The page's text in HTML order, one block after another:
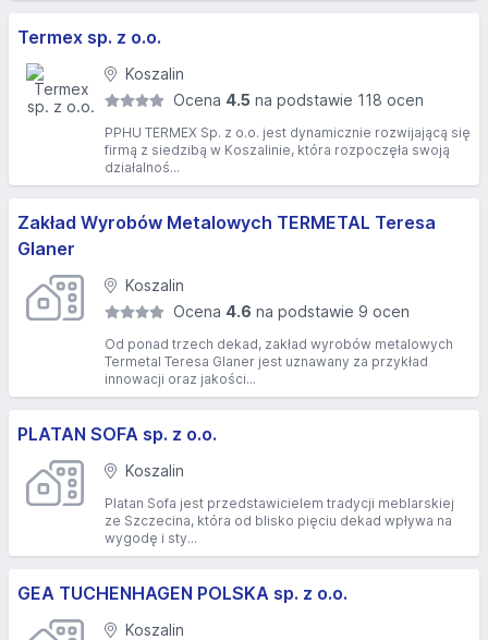
Termex sp. z o.o.
Koszalin
Ocena 4.5 na podstawie 118 ocen
PPHU TERMEX Sp. z o.o. jest dynamicznie rozwijającą się
firmą z siedzibą w Koszalinie, która rozpoczęła swoją
działalnoś...
Zakład Wyrobów Metalowych TERMETAL Teresa
Glaner
Koszalin
Ocena 4.6 na podstawie 9 ocen
Od ponad trzech dekad, zakład wyrobów metalowych
Termetal Teresa Glaner jest uznawany za przykład
innowacji oraz jakości...
PLATAN SOFA sp. z o.o.
Koszalin
Platan Sofa jest przedstawicielem tradycji meblarskiej
ze Szczecina, która od blisko pięciu dekad wpływa na
wygodę i sty...
GEA TUCHENHAGEN POLSKA sp. z o.o.
Koszalin